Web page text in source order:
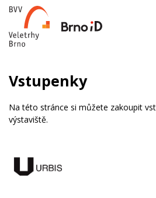
Vstupenky
Na této stránce si můžete zakoupit
výstaviště.